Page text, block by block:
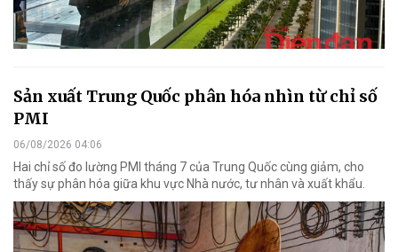
Sản xuất Trung Quốc phân hóa nhìn từ chỉ số
PMI
06/08/2026 04:06
Hai chỉ số đo lường PMI tháng 7 của Trung Quốc cùng giảm, cho
thấy sự phân hóa giữa khu vực Nhà nước, tư nhân và xuất khẩu.